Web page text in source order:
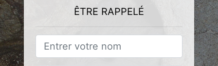
ÊTRE RAPPELÉ